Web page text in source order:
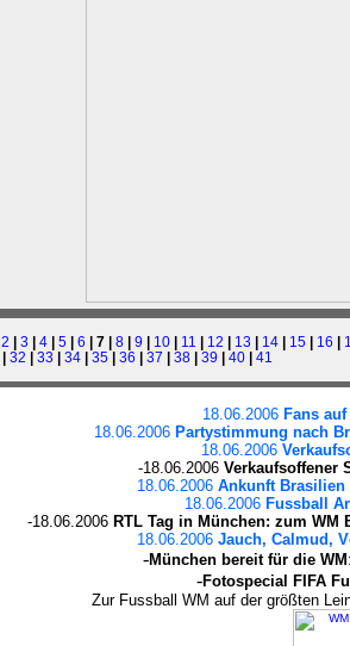
2 | 3 | 4| 5| 6 | 7 | 8| 9 | 10| 11 | 12 | 13 | 14| 15| 16 |
| 32 | 33 | 34| 35| 36 | 37 | 38| 39 | 40| 41
18.06.2006 Fans
18.06.2006 Partystimmung nach
18.06.2006
-18.06.2006 Verkaufsoffener
18.06.2006 Ankunft Brasilien
18.06.2006 Fussball
-18.06.2006 RTL Tag in München: zum
18.06.2006 Jauch, Calmud,
-München bereit für die WM
-Fotospecial FIFA
Zur Fussball WM auf der größten